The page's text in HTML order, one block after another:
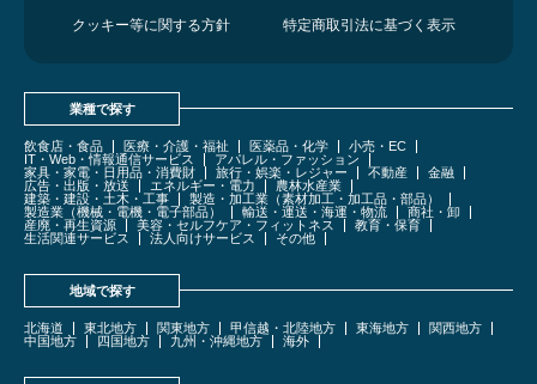
クッキー等に関する方針
特定商取引法に基づく表示
業種で探す
飲食店・食品 医療・介護・福祉 医薬品・化学
小売・EC
IT・Web・情報通信サービス
アパレル・ファッション
家具・家電・日用品・消費財
旅行・娯楽・レジャー 不動産
金融
広告・出版・放送
エネルギー・電力
農林水産業
建築・建設・土木・工事
製造・加工業（素材加工・加工品・部品）
製造業（機械・電機・電子部品）
輸送・運送・海運・物流
商社・卸
産廃・再生資源
美容・セルフケア・フィットネス
教育・保育
生活関連サービス
法人向けサービス その他
地域で探す
北海道 東北地方 関東地方 甲信越・北陸地方 東海地方
関西地方
中国地方
四国地方 九州・沖縄地方 海外